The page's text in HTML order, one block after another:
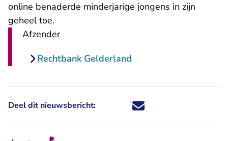
online benaderde minderjarige jongens in zijn
geheel toe.
Afzender
Rechtbank Gelderland
Deel dit nieuwsbericht: Deel dit nieuwsbericht via X -
Deel dit nieuwsbericht via
Deel dit nieuwsbericht
Deel dit